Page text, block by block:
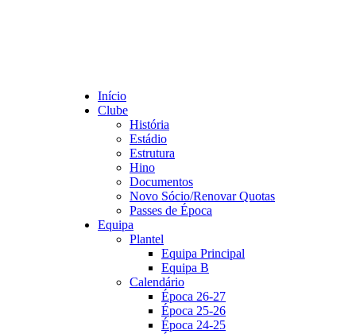
Início
Clube
História
Estádio
Estrutura
Hino
Documentos
Novo Sócio/Renovar Quotas
Passes de Época
Equipa
Plantel
Equipa Principal
Equipa B
Calendário
Época 26-27
Época 25-26
Época 24-25